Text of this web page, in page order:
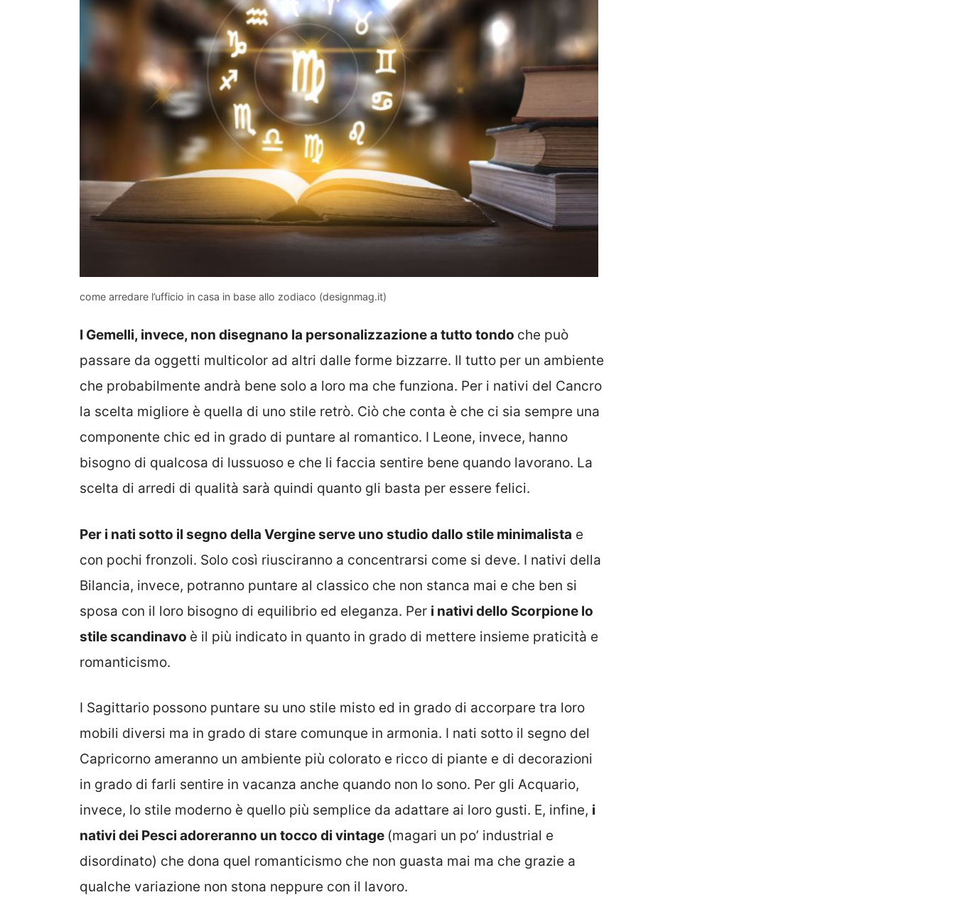
come arredare l’ufficio in casa in base allo zodiaco (designmag.it)
I Gemelli, invece, non disegnano la personalizzazione a tutto tondo che può
passare da oggetti multicolor ad altri dalle forme bizzarre. Il tutto per un ambiente
che probabilmente andrà bene solo a loro ma che funziona. Per i nativi del Cancro
la scelta migliore è quella di uno stile retrò. Ciò che conta è che ci sia sempre una
componente chic ed in grado di puntare al romantico. I Leone, invece, hanno
bisogno di qualcosa di lussuoso e che li faccia sentire bene quando lavorano. La
scelta di arredi di qualità sarà quindi quanto gli basta per essere felici.
Per i nati sotto il segno della Vergine serve uno studio dallo stile minimalista e
con pochi fronzoli. Solo così riusciranno a concentrarsi come si deve. I nativi della
Bilancia, invece, potranno puntare al classico che non stanca mai e che ben si
sposa con il loro bisogno di equilibrio ed eleganza. Per i nativi dello Scorpione lo
stile scandinavo è il più indicato in quanto in grado di mettere insieme praticità e
romanticismo.
I Sagittario possono puntare su uno stile misto ed in grado di accorpare tra loro
mobili diversi ma in grado di stare comunque in armonia. I nati sotto il segno del
Capricorno ameranno un ambiente più colorato e ricco di piante e di decorazioni
in grado di farli sentire in vacanza anche quando non lo sono. Per gli Acquario,
invece, lo stile moderno è quello più semplice da adattare ai loro gusti. E, infine, i
nativi dei Pesci adoreranno un tocco di vintage (magari un po’ industrial e
disordinato) che dona quel romanticismo che non guasta mai ma che grazie a
qualche variazione non stona neppure con il lavoro.